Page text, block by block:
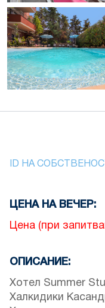
ID НА
ЦЕНА НА ВЕЧЕР:
Цена (при
ОПИСАНИЕ:
Хотел Summer
Халкидики